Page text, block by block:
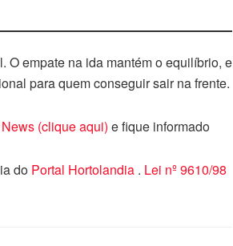
O empate na ida mantém o equilíbrio, e
para quem conseguir sair na frente.
(clique aqui) e fique informado
do Portal Hortolandia . Lei nº 9610/98